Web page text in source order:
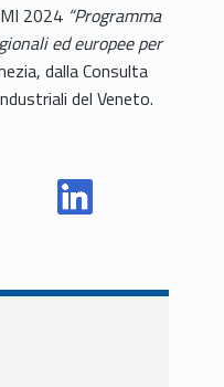
2024 “Programma
ed europee per
dalla Consulta
del Veneto.
Unio